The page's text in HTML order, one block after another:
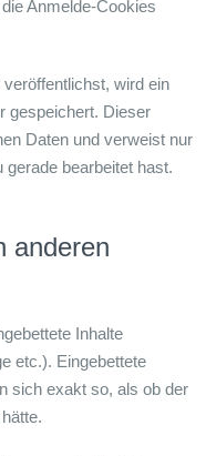
Anmelde-Cookies
wird ein
gespeichert. Dieser
Daten und verweist nur
bearbeitet hast.
anderen
Inhalte
etc.). Eingebettete
sich exakt so, als ob der